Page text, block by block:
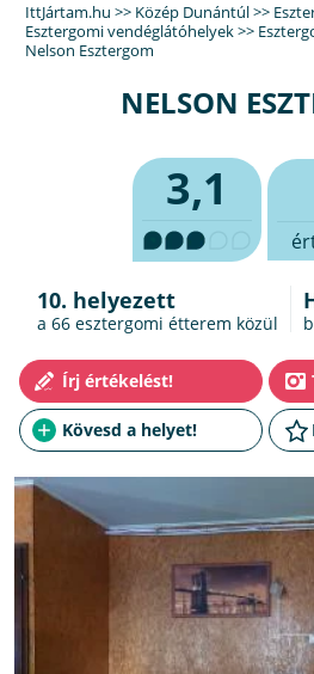
IttJártam.hu >> Közép Dunántúl>>
Esztergomi vendéglátóhelyek>>
Nelson Esztergom
NELSON
3,1
10. helyezett
a 66esztergomi étterem közül